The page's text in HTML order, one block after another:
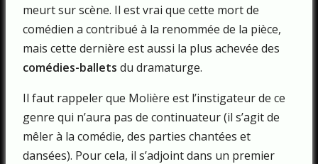
meurt sur scène. Il est vrai que cette mort de
comédien a contribué à la renommée de la pièce,
mais cette dernière est aussi la plus achevée des
comédies-ballets du dramaturge.
Il faut rappeler que Molière est l’instigateur de ce
genre qui n’aura pas de continuateur (il s’agit de
mêler à la comédie, des parties chantées et
dansées). Pour cela, il s’adjoint dans un premier